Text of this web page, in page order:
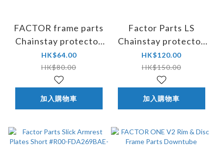
FACTOR frame parts
Chainstay protector
for O2 Disc and VAM
rim & Disc
HK$64.00
HK$80.00
加入購物車
Factor Parts LS
Chainstay protector
Plate #115-A511ASI-
SL
HK$120.00
HK$150.00
加入購物車